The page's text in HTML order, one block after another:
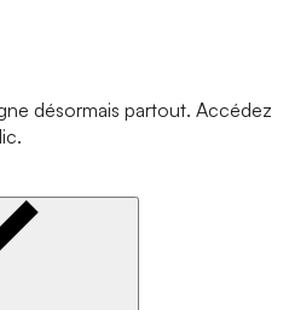
désormais partout. Accédez